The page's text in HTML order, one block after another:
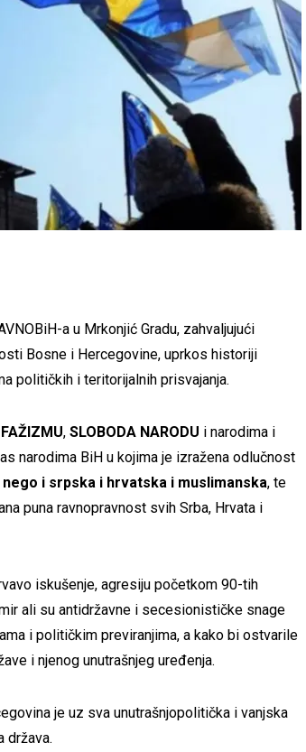
a u Mrkonjić Gradu, zahvaljujući
Bosne i Hercegovine, uprkos historiji
političkih i teritorijalnih prisvajanja.
, SLOBODA NARODU i narodima i
narodima BiH u kojima je izražena odlučnost
i srpska i hrvatska i muslimanska, te
puna ravnopravnost svih Srba, Hrvata i
iskušenje, agresiju početkom 90-tih
ali su antidržavne i secesionističke snage
i političkim previranjima, a kako bi ostvarile
i njenog unutrašnjeg uređenja.
je uz sva unutrašnjopolitička i vanjska
država.